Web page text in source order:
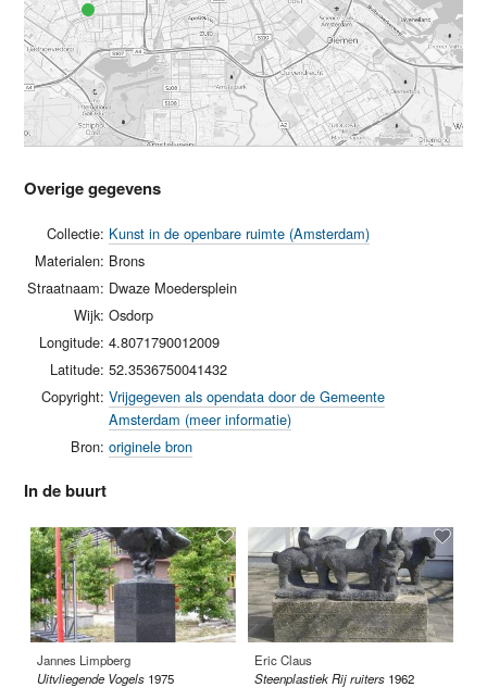
Overige gegevens
Collectie: Kunst in de openbare ruimte (Amsterdam)
Materialen: Brons
Straatnaam: Dwaze Moedersplein
Wijk: Osdorp
Longitude: 4.8071790012009
Latitude: 52.3536750041432
Copyright: Vrijgegeven als opendata door de Gemeente
Amsterdam (meer informatie)
Bron: originele bron
In de buurt
Jannes Limpberg
Uitvliegende Vogels 1975
Eric Claus
Steenplastiek Rij ruiters 1962